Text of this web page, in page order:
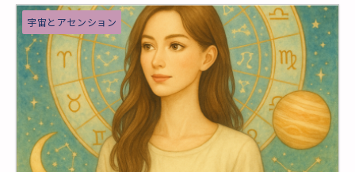
宇宙とアセンション